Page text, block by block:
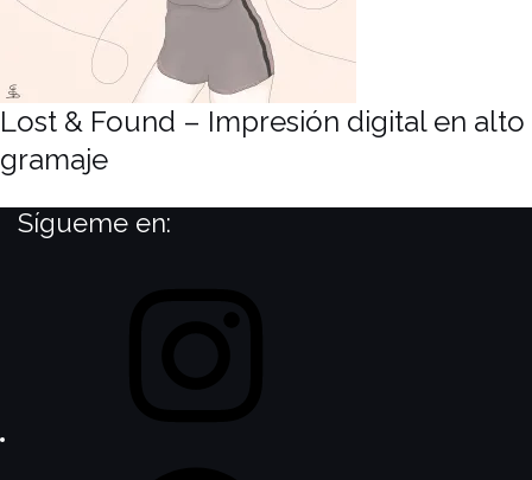
Lost & Found – Impresión digital en alto
gramaje
Sígueme en: